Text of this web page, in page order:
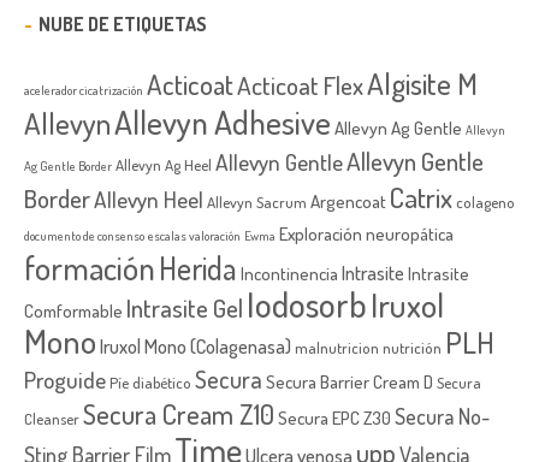
NUBE DE ETIQUETAS
acelerador cicatrización ActicoatActicoat FlexAlgisite M
AllevynAllevyn Adhesive Allevyn Ag Gentle Allevyn
Ag Gentle Border Allevyn Ag Heel Allevyn GentleAllevyn Gentle
BorderAllevyn Heel Allevyn Sacrum Argencoat Catrix colageno
documento de consenso escalas valoración Ewma Exploración neuropática
formaciónHerida Incontinencia Intrasite Intrasite
Comformable Intrasite Gel IodosorbIruxol
MonoIruxol Mono (Colagenasa) malnutricion nutrición PLH
Proguide Píe diabético Secura Secura Barrier Cream D Secura
CleanserSecura Cream Z10 Secura EPC Z30 Secura No-
Sting Barrier FilmTimeUlcera venosa uppValencia